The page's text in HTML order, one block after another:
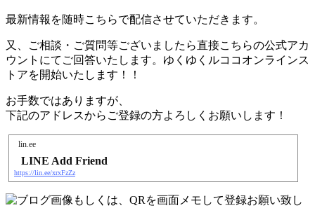
最新情報を随時こちらで配信させていただきます。
又、ご相談・ご質問等ございましたら直接こちらの公式アカ
ウントにてご回答いたします。ゆくゆくルココオンラインス
トアを開始いたします！！
お手数ではありますが、
下記のアドレスからご登録の方よろしくお願いします！
lin.ee
LINE Add Friend
https://lin.ee/xrxFzZz
もしくは、QRを画面メモして登録お願い致し